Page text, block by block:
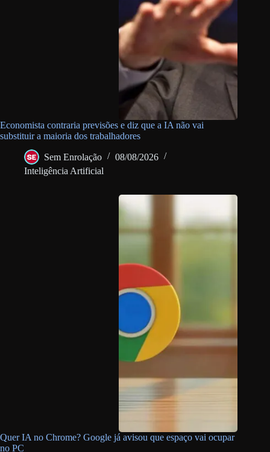
Economista contraria previsões e diz que a IA não vai
substituir a maioria dos trabalhadores
Sem Enrolação
08/08/2026
Inteligência Artificial
Quer IA no Chrome? Google já avisou que espaço vai ocupar
no PC